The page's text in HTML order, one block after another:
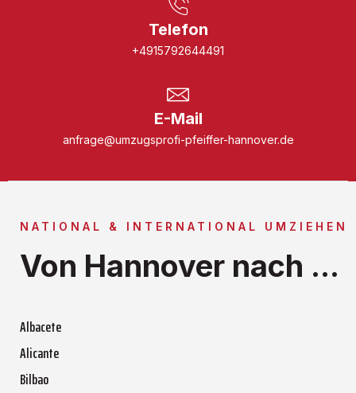
Telefon
+4915792644491
E-Mail
anfrage@umzugsprofi-pfeiffer-hannover.de
NATIONAL & INTERNATIONAL UMZIEHEN
Von Hannover nach ...
Albacete
Alicante
Bilbao